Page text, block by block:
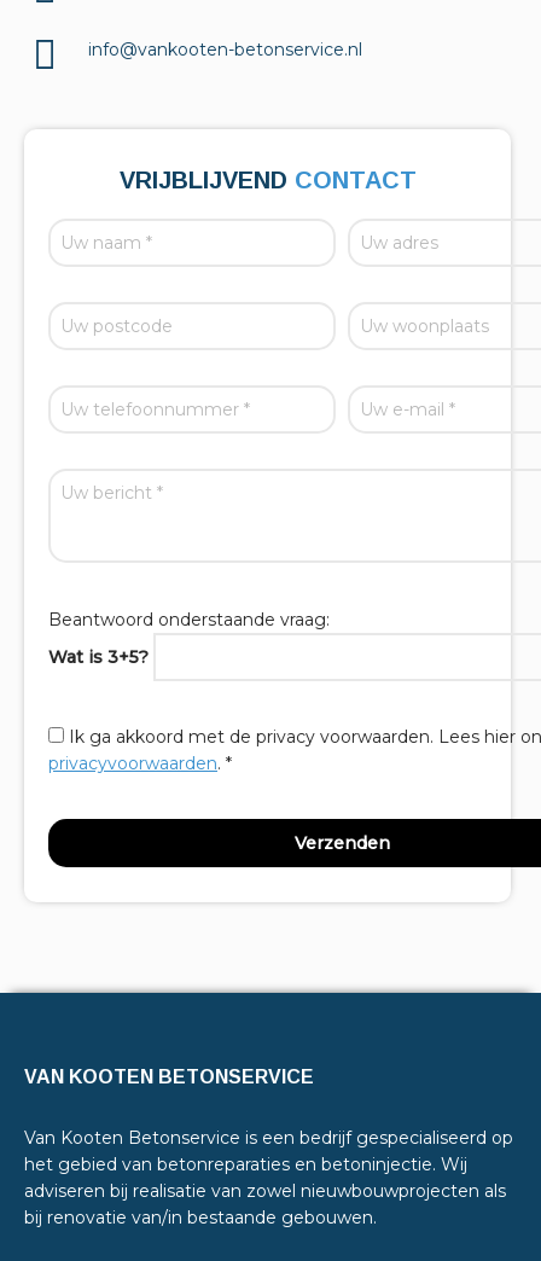
info@vankooten-betonservice.nl
VRIJBLIJVEND CONTACT
Beantwoord onderstaande vraag:
Wat is 3+5?
Ik ga akkoord met de privacy voorwaarden. Lees hier
privacyvoorwaarden. *
VAN KOOTEN BETONSERVICE
Van Kooten Betonservice is een bedrijf gespecialiseerd op
het gebied van betonreparaties en betoninjectie. Wij
adviseren bij realisatie van zowel nieuwbouwprojecten als
bij renovatie van/in bestaande gebouwen.